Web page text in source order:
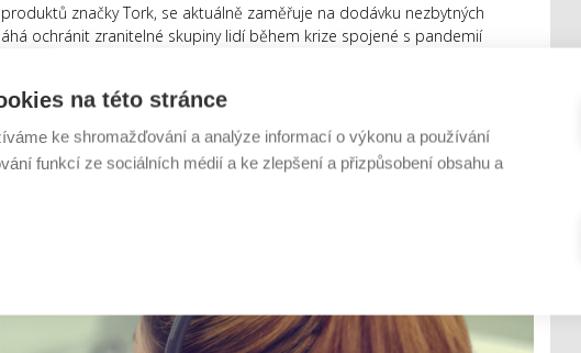
značky Tork, se aktuálně zaměřuje na dodávku nezbytných
ochránit zranitelné skupiny lidí během krize spojené s pandemií
běžný život a návrat z nouzového stavu do
na této stránce
ke shromažďování a analýze informací o výkonu a používání
funkcí ze sociálních médií a ke zlepšení a přizpůsobení obsahu a